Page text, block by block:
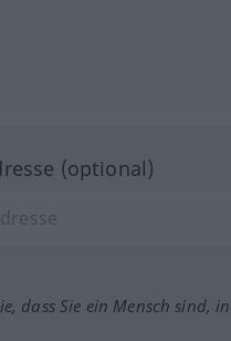
(optional)
dass Sie ein Mensch sind,